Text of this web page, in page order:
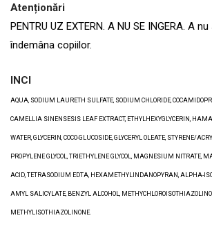
Atenționări
PENTRU UZ EXTERN. A NU SE INGERA. A
îndemâna copiilor.
INCI
AQUA, SODIUM LAURETH SULFATE, SODIUM CHLORIDE,
CAMELLIA SINENSESIS LEAF EXTRACT, ETHYLHEXYGLYCERIN,
WATER, GLYCERIN, COCO-GLUCOSIDE, GLYCERYL OLEATE, STYRENE/
PROPYLENE GLYCOL, TRIETHYLENE GLYCOL, MAGNESIUM NITRATE,
ACID, TETRASODIUM EDTA, HEXAMETHYLINDANOPYRAN, ALPHA-
AMYL SALICYLATE, BENZYL ALCOHOL,
METHYLISOTHIAZOLINONE.